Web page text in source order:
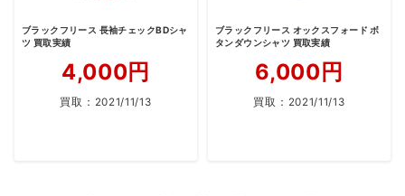
ブラックフリース 長袖チェックBDシャ
ツ 買取実績
4,000円
買取： 2021/11/13
ブラックフリース オックスフォード ボ
タンダウンシャツ 買取実績
6,000円
買取： 2021/11/13